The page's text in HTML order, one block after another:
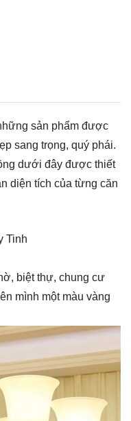
sản phẩm được
sang trọng, quý phái.
dưới đây được thiết
diện tích của từng căn
Tinh
biệt thự, chung cư
mình một màu vàng